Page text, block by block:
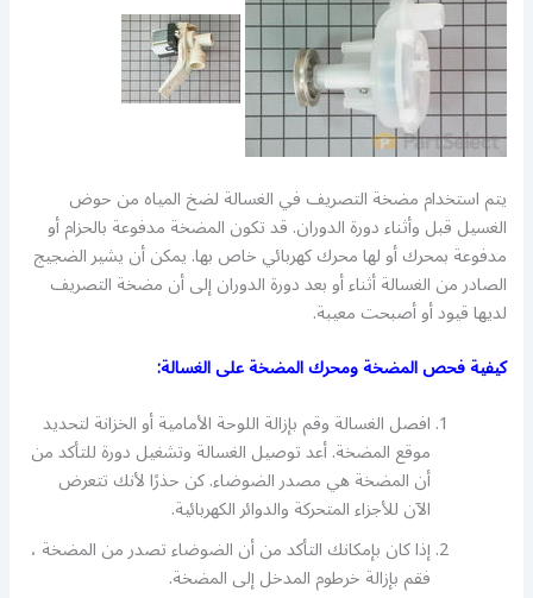
يتم استخدام مضخة التصريف في الغسالة لضخ المياه من حوض
الغسيل قبل وأثناء دورة الدوران. قد تكون المضخة مدفوعة بالحزام أو
مدفوعة بمحرك أو لها محرك كهربائي خاص بها. يمكن أن يشير الضجيج
الصادر من الغسالة أثناء أو بعد دورة الدوران إلى أن مضخة التصريف
لديها قيود أو أصبحت معيبة.
كيفية فحص المضخة ومحرك المضخة على الغسالة:
افصل الغسالة وقم بإزالة اللوحة الأمامية أو الخزانة لتحديد
موقع المضخة. أعد توصيل الغسالة وتشغيل دورة للتأكد من
أن المضخة هي مصدر الضوضاء. كن حذرًا لأنك تتعرض
الآن للأجزاء المتحركة والدوائر الكهربائية.
إذا كان بإمكانك التأكد من أن الضوضاء تصدر من المضخة ،
فقم بإزالة خرطوم المدخل إلى المضخة.